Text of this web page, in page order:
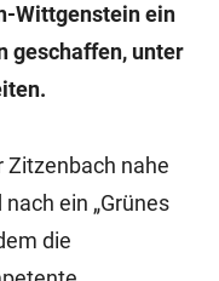
Wittgenstein ein
geschaffen, unter
Zitzenbach nahe
ein „Grünes
die